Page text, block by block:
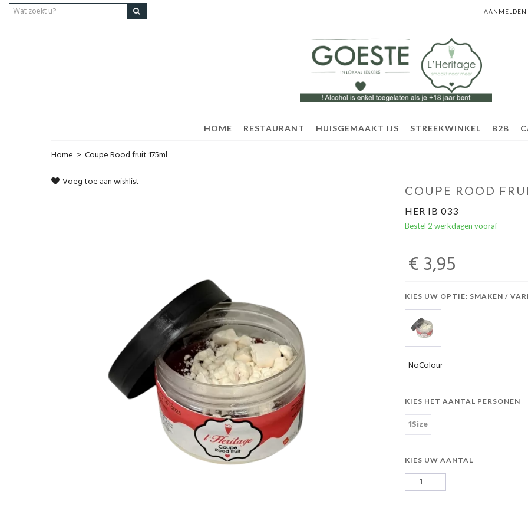
AANMELDEN
HOME RESTAURANT HUISGEMAAKT IJS STREEKWINKEL B2B
Home > Coupe Rood fruit 175ml
Voeg toe aan wishlist
COUPE ROOD
HER IB 033
Bestel 2 werkdagen vooraf
€ 3,95
KIES UW OPTIE: SMAKEN /
NoColour
KIES HET AANTAL PERSONEN
1Size
KIES UW AANTAL